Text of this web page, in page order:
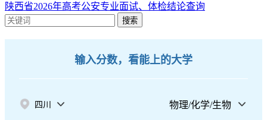
陕西省2026年高考公安专业面试、体检结论查询
搜索
输入分数，看能上的大学
四川 物理/化学/生物